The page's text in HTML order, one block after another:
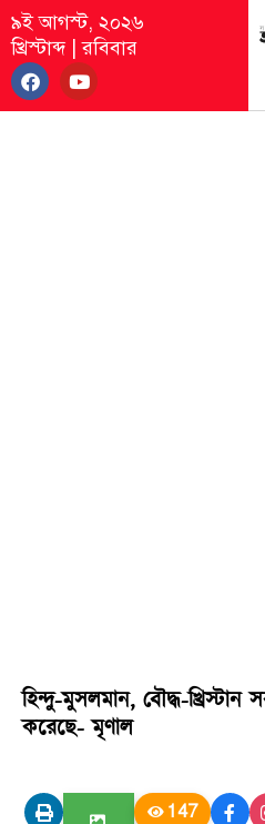
৯ই আগস্ট, ২০২৬
খ্রিস্টাব্দ|রবিবার
হিন্দু-মুসলমান, বৌদ্ধ-খ্রিস্টান
করেছে- মৃণাল
147